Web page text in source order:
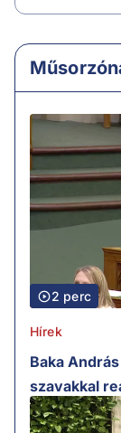
2 perc
Hírek
Baka
szavakkal